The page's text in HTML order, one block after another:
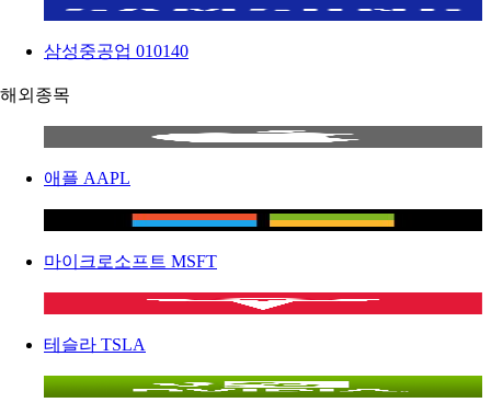
삼성중공업 010140
해외종목
애플 AAPL
마이크로소프트 MSFT
테슬라 TSLA